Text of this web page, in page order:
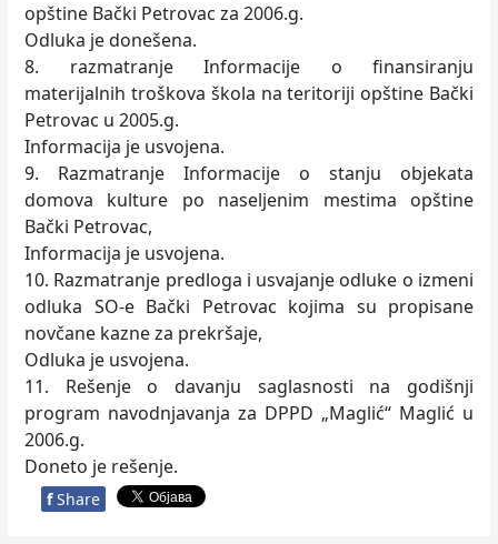
opštine Bački Petrovac za 2006.g.
Odluka je donešena.
8. razmatranje Informacije o finansiranju
materijalnih troškova škola na teritoriji opštine Bački
Petrovac u 2005.g.
Informacija je usvojena.
9. Razmatranje Informacije o stanju objekata
domova kulture po naseljenim mestima opštine
Bački Petrovac,
Informacija je usvojena.
10. Razmatranje predloga i usvajanje odluke o izmeni
odluka SO-e Bački Petrovac kojima su propisane
novčane kazne za prekršaje,
Odluka je usvojena.
11. Rešenje o davanju saglasnosti na godišnji
program navodnjavanja za DPPD „Maglić“ Maglić u
2006.g.
Doneto je rešenje.
f Share